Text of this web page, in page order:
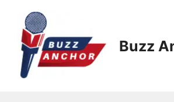
content
Buzz